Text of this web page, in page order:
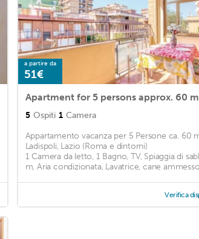
a partire da
51€
Apartment for 5 persons approx. 60
5 Ospiti 1 Camera
Appartamento vacanza per 5 Persone ca. 60
Ladispoli, Lazio (Roma e dintorni)
1 Camera da letto, 1 Bagno, TV, Spiaggia di
m, Aria condizionata, Lavatrice, cane
Verifica